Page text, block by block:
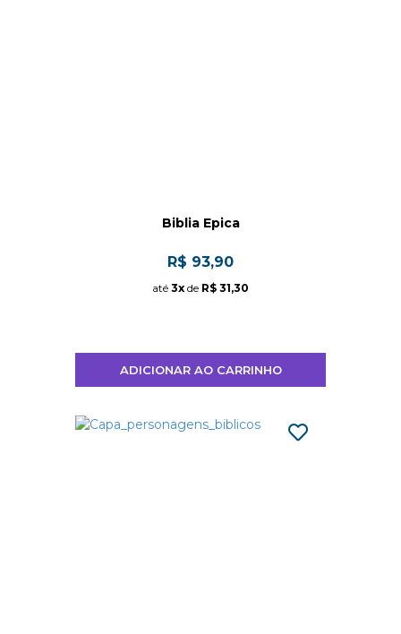
Livros Infantis
Biblia Epica
R$ 93,90
até 3xde R$ 31,30
ADICIONAR AO CARRINHO